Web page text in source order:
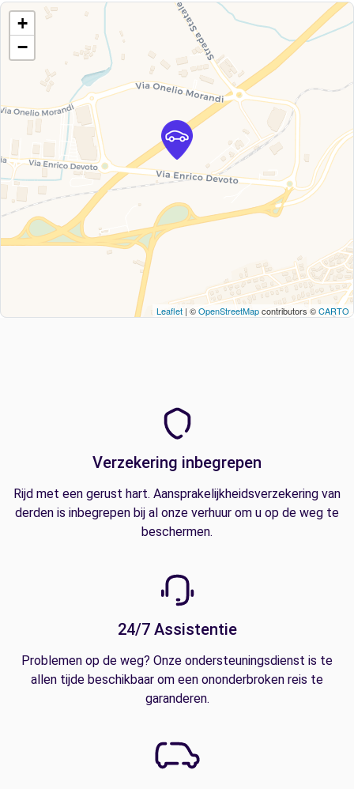
+
−
Leaflet | ©OpenStreetMapcontributors ©CARTO
Verzekering inbegrepen
Rijd met een gerust hart. Aansprakelijkheidsverzekering van
derden is inbegrepen bij al onze verhuur om u op de weg te
beschermen.
24/7 Assistentie
Problemen op de weg? Onze ondersteuningsdienst is te
allen tijde beschikbaar om een ononderbroken reis te
garanderen.